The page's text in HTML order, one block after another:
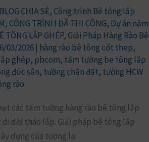
BLOG CHIA SẺ, Công trình Bê tông lắp
, CÔNG TRÌNH ĐÃ THI CÔNG, Dự án năm
TÔNG LẮP GHÉP, Giải Pháp Hàng Rào Bê
03/2026 | hàng rào bê tông cốt thep,
ghép, pbcom, tấm tường be tông lắp
đúc sẵn, tường chắn đất, tường HCW
rào
các tấm tường hàng rào bê tông lắp
dời tháo lắp. Giải pháp bê tông lắp
dựng của tương lai